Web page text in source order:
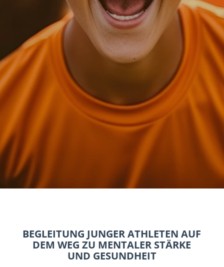
BEGLEITUNG JUNGER ATHLETEN AUF
DEM WEG ZU MENTALER STÄRKE
UND GESUNDHEIT